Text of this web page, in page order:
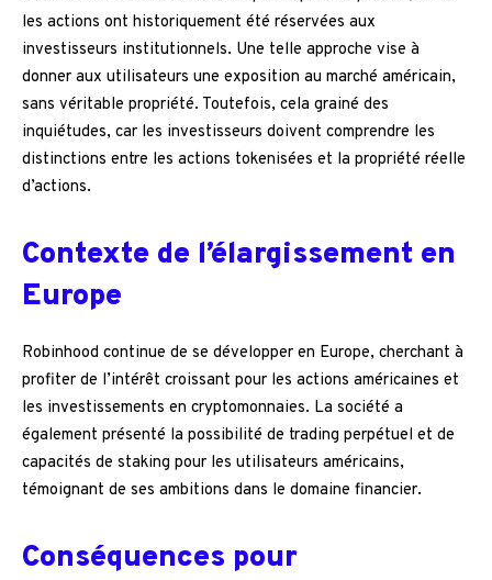
les actions ont historiquement été réservées aux
investisseurs institutionnels. Une telle approche vise à
donner aux utilisateurs une exposition au marché américain,
sans véritable propriété. Toutefois, cela grainé des
inquiétudes, car les investisseurs doivent comprendre les
distinctions entre les actions tokenisées et la propriété réelle
d’actions.
Contexte de l’élargissement en
Europe
Robinhood continue de se développer en Europe, cherchant à
profiter de l’intérêt croissant pour les actions américaines et
les investissements en cryptomonnaies. La société a
également présenté la possibilité de trading perpétuel et de
capacités de staking pour les utilisateurs américains,
témoignant de ses ambitions dans le domaine financier.
Conséquences pour